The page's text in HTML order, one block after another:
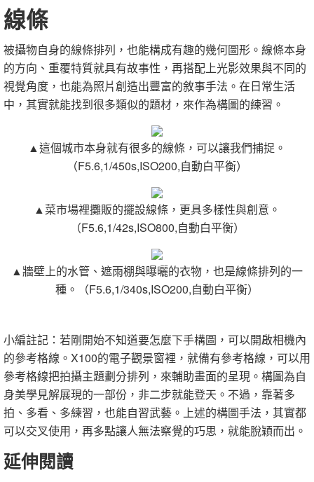
線條
被攝物自身的線條排列，也能構成有趣的幾何圖形。線條本身
的方向、重覆特質就具有故事性，再搭配上光影效果與不同的
視覺角度，也能為照片創造出豐富的敘事手法。在日常生活
中，其實就能找到很多類似的題材，來作為構圖的練習。
▲這個城市本身就有很多的線條，可以讓我們捕捉。
（F5.6,1/450s,ISO200,自動白平衡）
▲菜市場裡攤販的擺設線條，更具多樣性與創意。
（F5.6,1/42s,ISO800,自動白平衡）
▲牆壁上的水管、遮雨棚與曝曬的衣物，也是線條排列的一
種。（F5.6,1/340s,ISO200,自動白平衡）
小編註記：若剛開始不知道要怎麼下手構圖，可以開啟相機內
的參考格線。X100的電子觀景窗裡，就備有參考格線，可以用
參考格線把拍攝主題劃分排列，來輔助畫面的呈現。構圖為自
身美學見解展現的一部份，非二步就能登天。不過，靠著多
拍、多看、多練習，也能自習武藝。上述的構圖手法，其實都
可以交叉使用，再多點讓人無法察覺的巧思，就能脫穎而出。
延伸閱讀